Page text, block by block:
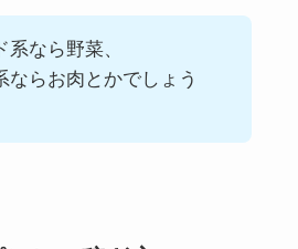
系なら野菜、
ならお肉とかでしょう